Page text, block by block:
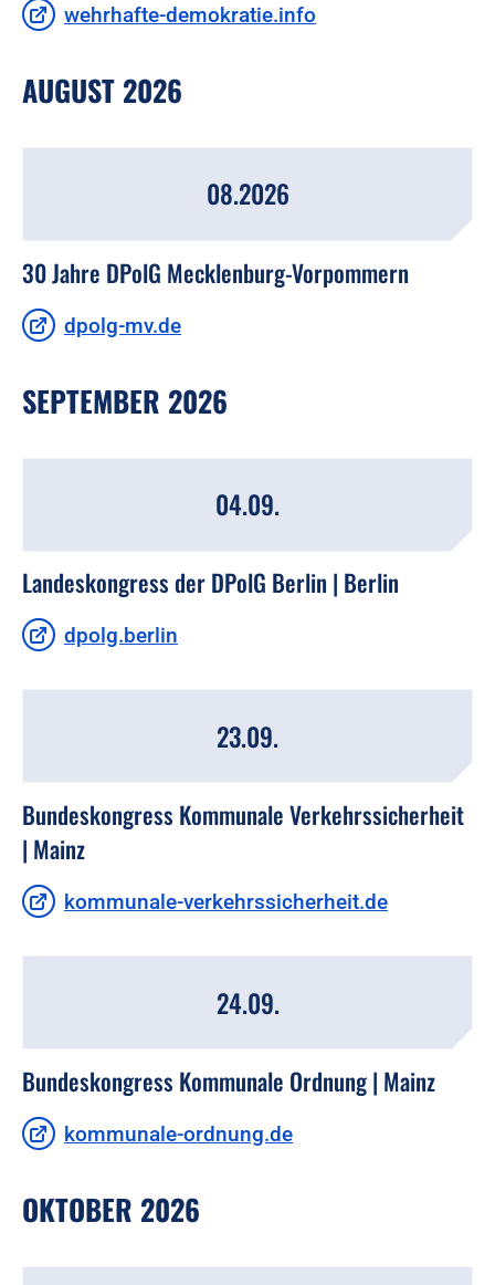
wehrhafte-demokratie.info
AUGUST 2026
08.2026
30 Jahre DPolG Mecklenburg-Vorpommern
dpolg-mv.de
SEPTEMBER 2026
04.09.
Landeskongress der DPolG Berlin | Berlin
dpolg.berlin
23.09.
Bundeskongress Kommunale Verkehrssicherheit
| Mainz
kommunale-verkehrssicherheit.de
24.09.
Bundeskongress Kommunale Ordnung | Mainz
kommunale-ordnung.de
OKTOBER 2026